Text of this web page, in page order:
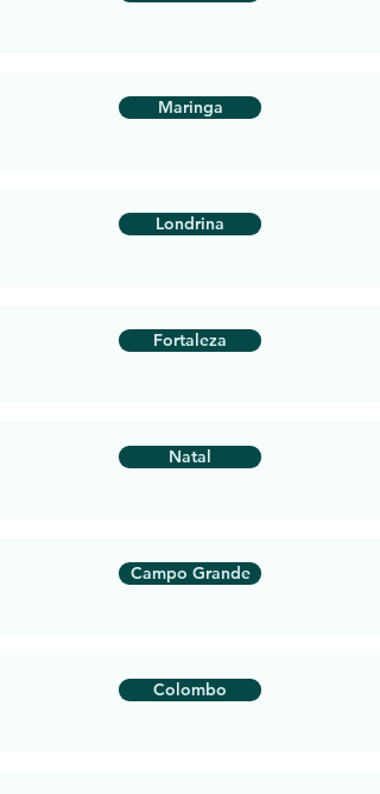
Maringa
Londrina
Fortaleza
Natal
Campo Grande
Colombo